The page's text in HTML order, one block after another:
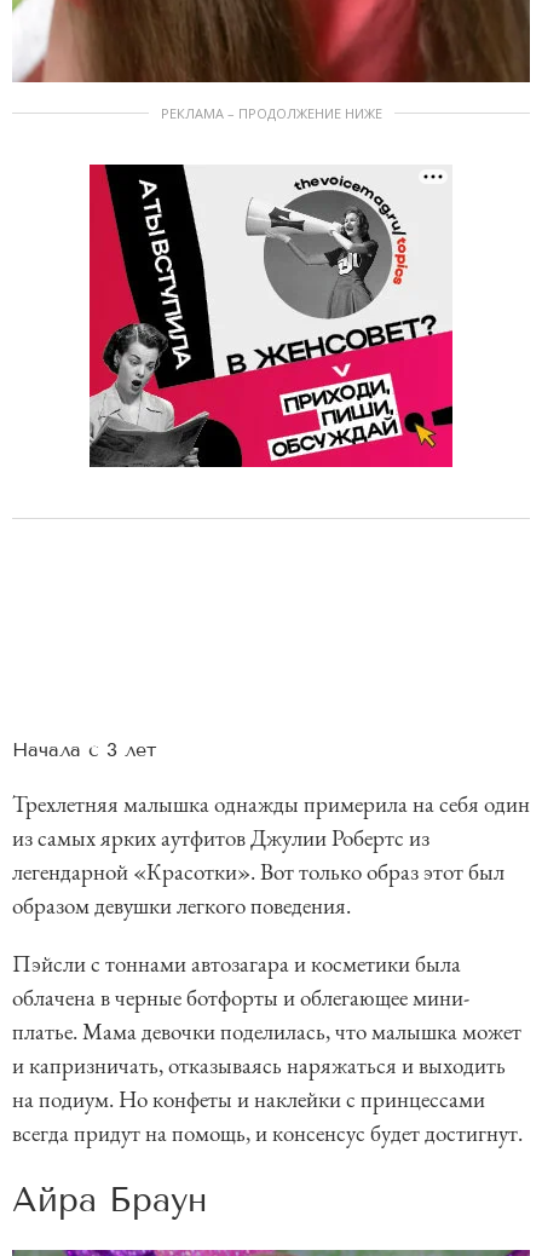
РЕКЛАМА – ПРОДОЛЖЕНИЕ НИЖЕ
Начала с 3 лет
Трехлетняя малышка однажды примерила на себя один
из самых ярких аутфитов Джулии Робертс из
легендарной «Красотки». Вот только образ этот был
образом девушки легкого поведения.
Пэйсли с тоннами автозагара и косметики была
облачена в черные ботфорты и облегающее мини-
платье. Мама девочки поделилась, что малышка может
и капризничать, отказываясь наряжаться и выходить
на подиум. Но конфеты и наклейки с принцессами
всегда придут на помощь, и консенсус будет достигнут.
Айра Браун